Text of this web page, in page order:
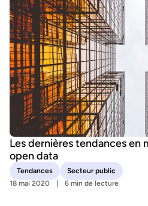
Les dernières tendances en
open data
Tendances
Secteur public
18 mai 2020
6 min de lecture